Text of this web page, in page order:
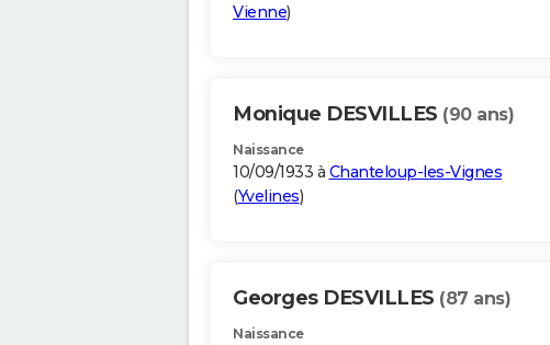
Vienne)
Monique DESVILLES (90 ans)
Naissance
10/09/1933 à Chanteloup-les-Vignes
(Yvelines)
Georges DESVILLES (87 ans)
Naissance